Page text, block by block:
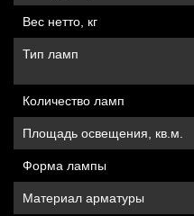
Вес нетто, кг
Тип ламп
Количество ламп
Площадь освещения, кв.м.
Форма лампы
Материал арматуры